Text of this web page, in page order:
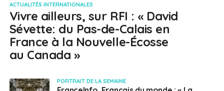
ACTUALITÉS INTERNATIONALES
Vivre ailleurs, sur RFI : « David
Sévette: du Pas-de-Calais en
France à la Nouvelle-Écosse
au Canada »
PORTRAIT DE LA SEMAINE